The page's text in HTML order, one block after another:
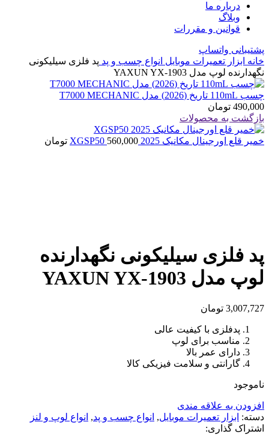
درباره ما
وبلاگ
قوانین و مقررات
پشتیبانی واتساپ
خانه ابزار تعمیرات موبایل انواع چسب و پد پد فلزی سیلیکونی
نگهدارنده لوپ مدل YAXUN YX-1903
چسب 110mL تاریخ (2026) مدل T7000 MECHANIC
490,000 تومان
بازگشت به محصولات
خمیر قلع اورجینال مکانیک 2025 XGSP50 560,000
تومان
پد فلزی سیلیکونی نگهدارنده
لوپ مدل YAXUN YX-1903
3,007,727 تومان
پدفلزی با کیفیت عالی
مناسب برای لوپ
دارای عمر بالا
گارانتی و سلامت فیزیکی کالا
ناموجود
افزودن به علاقه مندی
دسته: ابزار تعمیرات موبایل, انواع چسب و پد, انواع لوپ و لنز
اشتراک گذاری: